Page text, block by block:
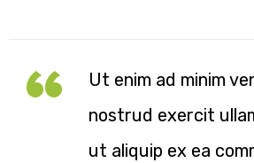
Ut enim ad minim
nostrud exercit
ut aliquip ex ea